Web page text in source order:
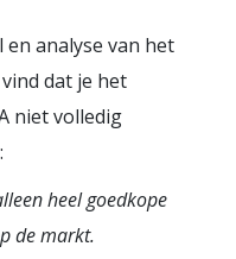
analyse van het
dat je het
niet volledig
heel goedkope
de markt.